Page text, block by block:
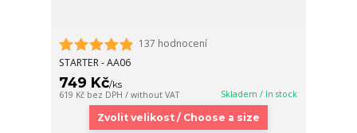
137 hodnocení
STARTER - AA06
749 Kč/ks
619 Kč bez DPH / without VAT Skladem / In stock
Zvolit velikost / Choose a size